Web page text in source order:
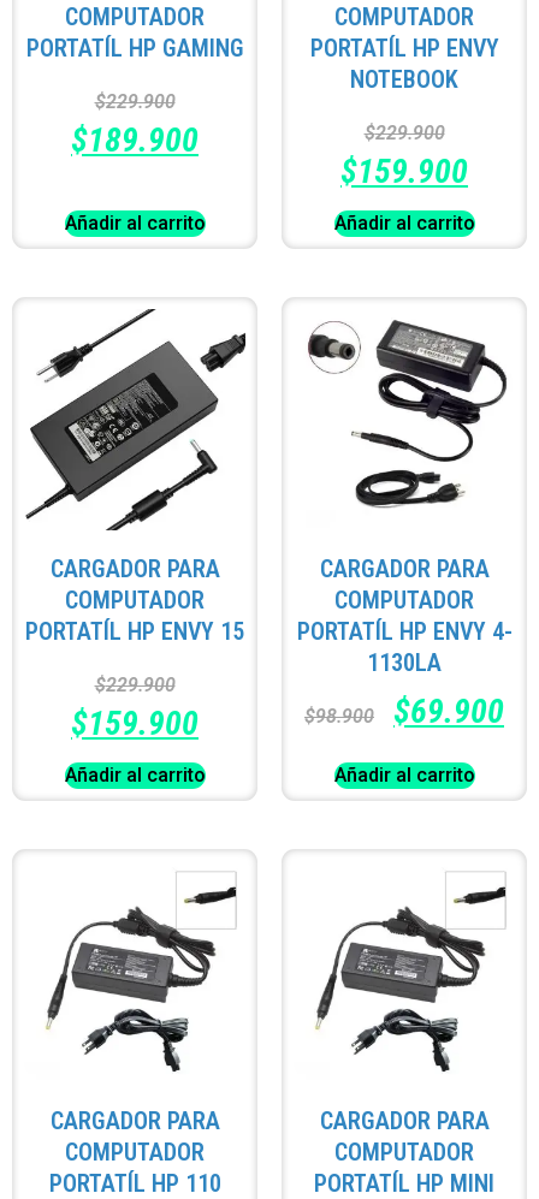
COMPUTADOR
PORTATÍL HP GAMING
$229.900
$189.900
Añadir al carrito
COMPUTADOR
PORTATÍL HP ENVY
NOTEBOOK
$229.900
$159.900
Añadir al carrito
CARGADOR PARA
COMPUTADOR
PORTATÍL HP ENVY 15
$229.900
$159.900
Añadir al carrito
CARGADOR PARA
COMPUTADOR
PORTATÍL HP ENVY 4-
1130LA
$98.900 $69.900
Añadir al carrito
CARGADOR PARA
COMPUTADOR
PORTATÍL HP 110
CARGADOR PARA
COMPUTADOR
PORTATÍL HP MINI